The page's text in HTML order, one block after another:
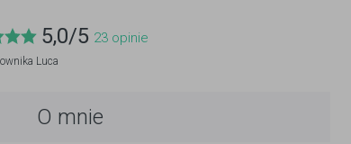
5,0/5 23 opinie
Luca
O mnie